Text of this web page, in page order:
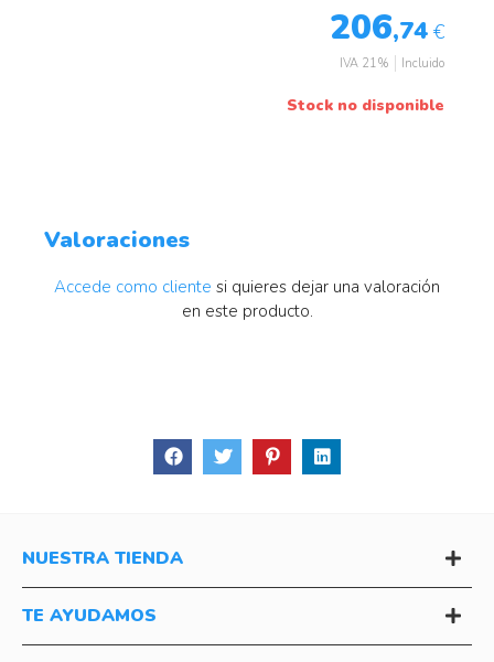
206,74 €
IVA 21% Incluido
Stock no disponible
Valoraciones
Accede como cliente si quieres dejar una valoración
en este producto.
NUESTRA TIENDA
TE AYUDAMOS